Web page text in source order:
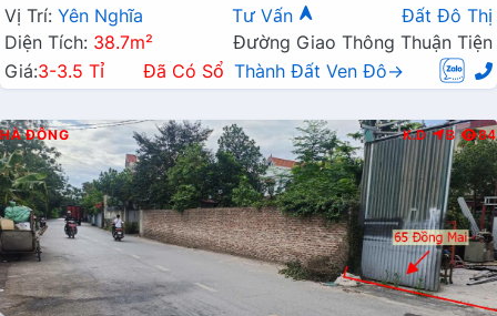
Vị Trí: Yên Nghĩa Tư Vấn
Đất Đô Thị
Diện Tích: 38.7m²
Đường Giao Thông Thuận Tiện
Giá:3-3.5 Tỉ Đã Có Sổ Thành Đất Ven Đô→
HÀ ĐÔNG K.D B 84